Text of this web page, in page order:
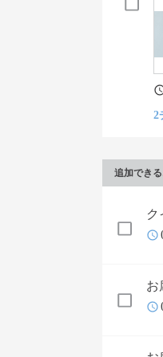
2
追加でき
ク
お